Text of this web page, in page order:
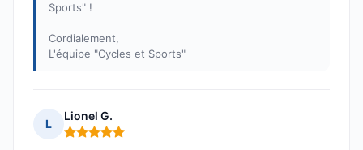
Sports" !
Cordialement,
L'équipe "Cycles et Sports"
L
Lionel G.
Note : 5 sur 5